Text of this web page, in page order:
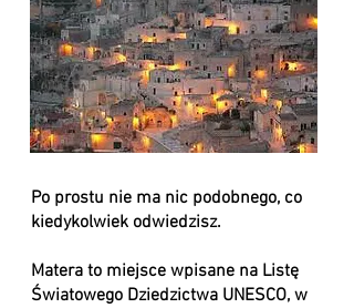
Po prostu nie ma nic podobnego, co
kiedykolwiek odwiedzisz.
Matera to miejsce wpisane na Listę
Światowego Dziedzictwa UNESCO, w